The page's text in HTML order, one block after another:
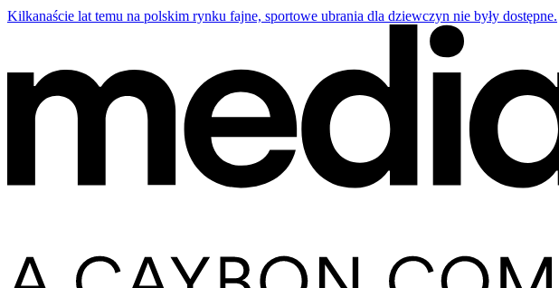
Kilkanaście lat temu na polskim rynku fajne, sportowe ubrania dla dziewczyn nie były dostępne.